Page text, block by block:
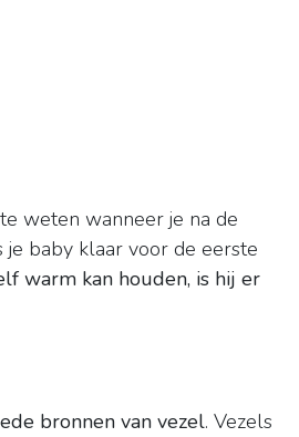
weten wanneer je na de
baby klaar voor de eerste
warm kan houden, is hij er
bronnen van vezel. Vezels